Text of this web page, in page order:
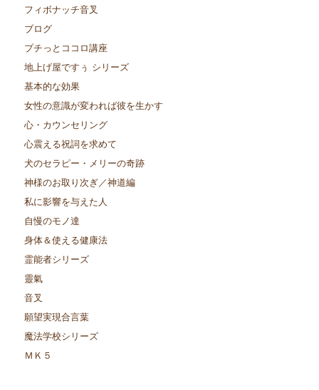
フィボナッチ音叉
ブログ
プチっとココロ講座
地上げ屋ですぅ シリーズ
基本的な効果
女性の意識が変われば彼を生かす
心・カウンセリング
心震える祝詞を求めて
犬のセラピー・メリーの奇跡
神様のお取り次ぎ／神道編
私に影響を与えた人
自慢のモノ達
身体＆使える健康法
霊能者シリーズ
靈氣
音叉
願望実現合言葉
魔法学校シリーズ
ＭＫ５